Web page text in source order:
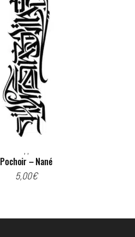
, ,
Pochoir – Nané
5,00€